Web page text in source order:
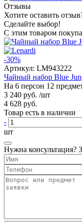
Отзывы
Хотите оставить
Сделайте выбор!
С этим товаром
-30%
Артикул: LM943222
Чайный набор Blue
На 6 персон 12
3 240 руб. /шт
4 628 руб.
Товар есть в наличии
-
шт
Нужна консультация?